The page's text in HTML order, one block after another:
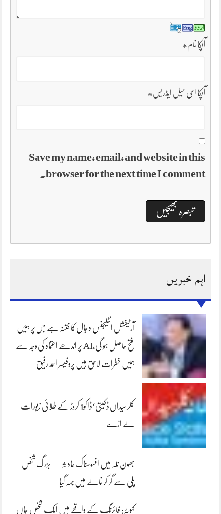
آپکا نام*
آپکا ای میل ایڈریس*
Save my name, email, and website in this
browser for the next time I comment.
اہم خبریں
آرٹیفشل انٹلیجنس دجال کا فتنہ ہے جس پر ہمیں
فتح حاصل ہو گی،AI پر اندھے اعتماد کی وجہ سے
ہمیں خطرات لاحق ہیں پروفیسر احمد رفیق
کلرسیداں ڈکیتی‘ڈاکو1 کروڑ کے طلائی زیورات
لے اڑے
بھون نلہ میں افسوسناک حادثہ — بزرگ شخص
پلی سے گر کر نالے میں بہہ گیا
کہوٹہ: فائرنگ کے واقعے میں ایک شخص جاں